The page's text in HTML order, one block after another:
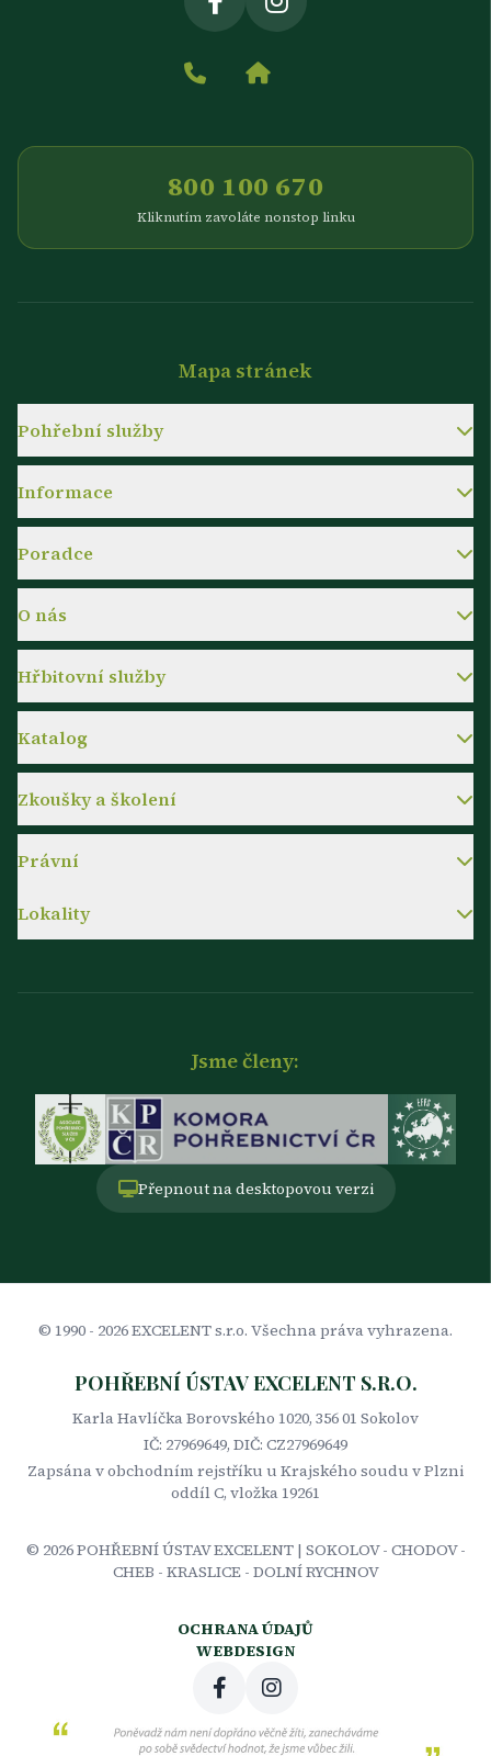
800 100 670
Kliknutím zavoláte nonstop linku
Mapa stránek
Pohřební služby
Informace
Poradce
O nás
Hřbitovní služby
Katalog
Zkoušky a školení
Právní
Lokality
Jsme členy:
Přepnout na desktopovou verzi
© 1990 - 2026EXCELENT s.r.o. Všechna práva vyhrazena.
POHŘEBNÍ ÚSTAV EXCELENT S.R.O.
Karla Havlíčka Borovského 1020, 356 01 Sokolov
IČ: 27969649, DIČ: CZ27969649
Zapsána v obchodním rejstříku u Krajského soudu v Plzni
oddíl C, vložka 19261
© 2026POHŘEBNÍ ÚSTAV EXCELENT | SOKOLOV - CHODOV -
CHEB - KRASLICE - DOLNÍ RYCHNOV
OCHRANA ÚDAJŮ
WEBDESIGN